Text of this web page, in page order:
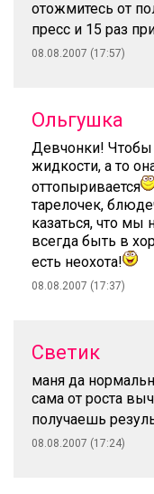
отожмитесь от
пресс и 15 раз
08.08.2007 (17:57)
Ольгушка
Девчонки! Чтобы
жидкости, а то
оттопыривается
тарелочек,
казаться, что
всегда быть в
есть неохота!
08.08.2007 (17:37)
Светик
маня да
сама от роста
получаешь
08.08.2007 (17:24)